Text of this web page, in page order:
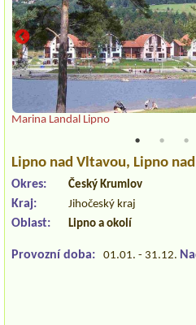
Marina Landal Lipno
Lipno nad Vltavou, Lipno
Okres: Český Krumlov
Kraj: Jihočeský kraj
Oblast: Lipno a okolí
Provozní doba: 01.01. - 31.12.